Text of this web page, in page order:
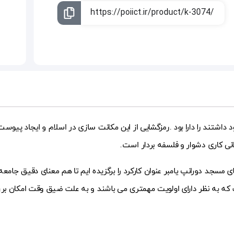
را دارا بود .رمزگشایی از این مکانت سازی در اسلام و ایجاد
کاری دشوار و فلسفه بردار است.
دورانپ یامبر عنوان کارکرد را برگزیده ایم تا هم معنای دقیق
که به نظر دارای اولویت مهمتری می باشند و به علت ضیق وقت امکان